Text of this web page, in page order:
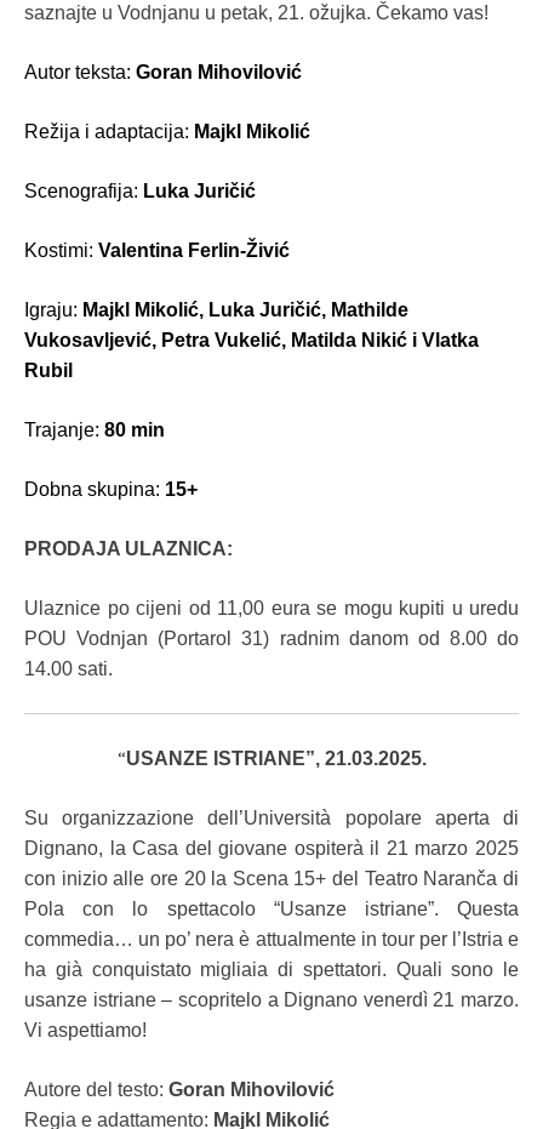
saznajte u Vodnjanu u petak, 21. ožujka. Čekamo vas!
Autor teksta: Goran Mihovilović
Režija i adaptacija: Majkl Mikolić
Scenografija: Luka Juričić
Kostimi: Valentina Ferlin-Živić
Igraju: Majkl Mikolić, Luka Juričić, Mathilde
Vukosavljević, Petra Vukelić, Matilda Nikić i Vlatka
Rubil
Trajanje: 80 min
Dobna skupina: 15+
PRODAJA ULAZNICA:
Ulaznice po cijeni od 11,00 eura se mogu kupiti u uredu
POU Vodnjan (Portarol 31) radnim danom od 8.00 do
14.00 sati.
“USANZE ISTRIANE”, 21.03.2025.
Su organizzazione dell’Università popolare aperta di
Dignano, la Casa del giovane ospiterà il 21 marzo 2025
con inizio alle ore 20 la Scena 15+ del Teatro Naranča di
Pola con lo spettacolo “Usanze istriane”. Questa
commedia… un po’ nera è attualmente in tour per l’Istria e
ha già conquistato migliaia di spettatori. Quali sono le
usanze istriane – scopritelo a Dignano venerdì 21 marzo.
Vi aspettiamo!
Autore del testo: Goran Mihovilović
Regia e adattamento: Majkl Mikolić